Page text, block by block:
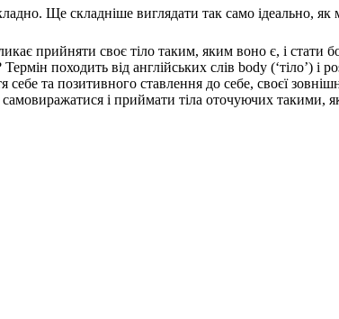
Ще складніше виглядати так само ідеально, як
прийняти своє тіло таким, яким воно є, і стати
походить від англійських слів body (‘тіло’) і
та позитивного ставлення до себе, своєї
і приймати тіла оточуючих такими,